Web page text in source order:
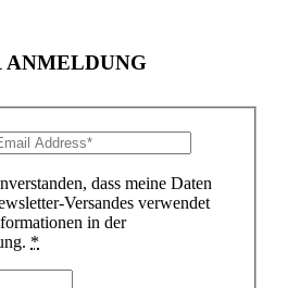
ANMELDUNG
dass meine Daten
Versandes verwendet
in der
*